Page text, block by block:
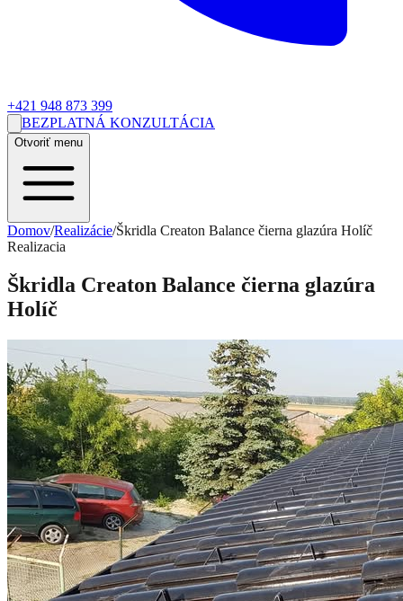
+421 948 873 399
BEZPLATNÁ KONZULTÁCIA
Otvoriť menu
Domov/Realizácie/Škridla Creaton Balance čierna glazúra Holíč
Realizacia
Škridla Creaton Balance čierna glazúra
Holíč